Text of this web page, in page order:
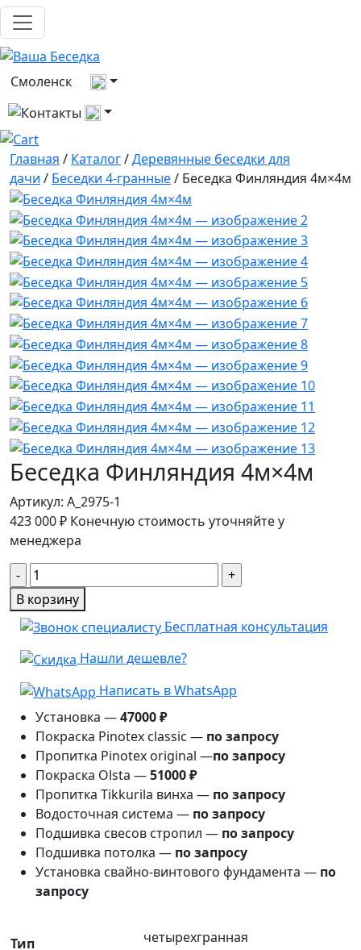
Смоленск
Выберите город
Все контакты
Главная / Каталог/Деревянные беседки для
дачи / Беседки 4-гранные/ Беседка Финляндия 4м×4м
Беседка Финляндия 4м×4м
Артикул: A_2975-1
423 000₽ Конечную стоимость уточняйте у
менеджера
Количество
товара
Беседка
Финляндия
4м×4м
В корзину
Бесплатная консультация
Нашли дешевле?
Написать в WhatsApp
Установка —47000 ₽
Покраска Pinotex classic — по запросу
Пропитка Pinotex original —по запросу
Покраска Olsta —51000 ₽
Пропитка Tikkurila винха — по запросу
Водосточная система — по запросу
Подшивка свесов стропил — по запросу
Подшивка потолка — по запросу
Установка свайно-винтового фундамента — по
запросу
Тип четырехгранная